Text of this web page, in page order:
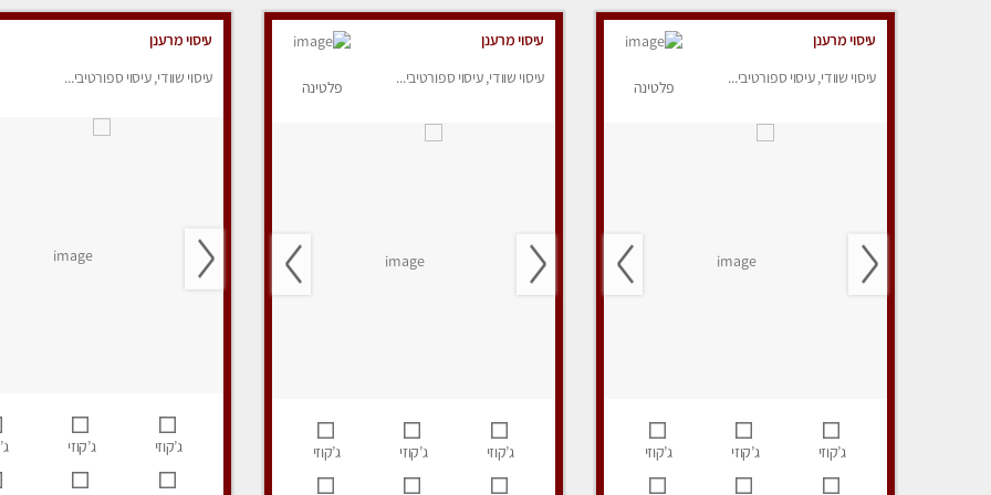
עיסוי מרענן
עיסוי שוודי, עיסוי ספורטיבי...
פלטינה
ג’קוזי ג’קוזי ג’קוזי
עיסוי מרענן
עיסוי שוודי, עיסוי ספורטיבי...
פלטינה
ג’קוזי ג’קוזי ג’קוזי
עיסוי מרענן
עיסוי שוודי, עיסוי ספורטיבי...
ג’קוזי ג’קוזי